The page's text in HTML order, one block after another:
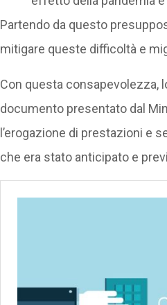
Partendo da questo
mitigare queste difficoltà e
Con questa consapevolezza,
documento presentato dal
l’erogazione di prestazioni e
che era stato anticipato e